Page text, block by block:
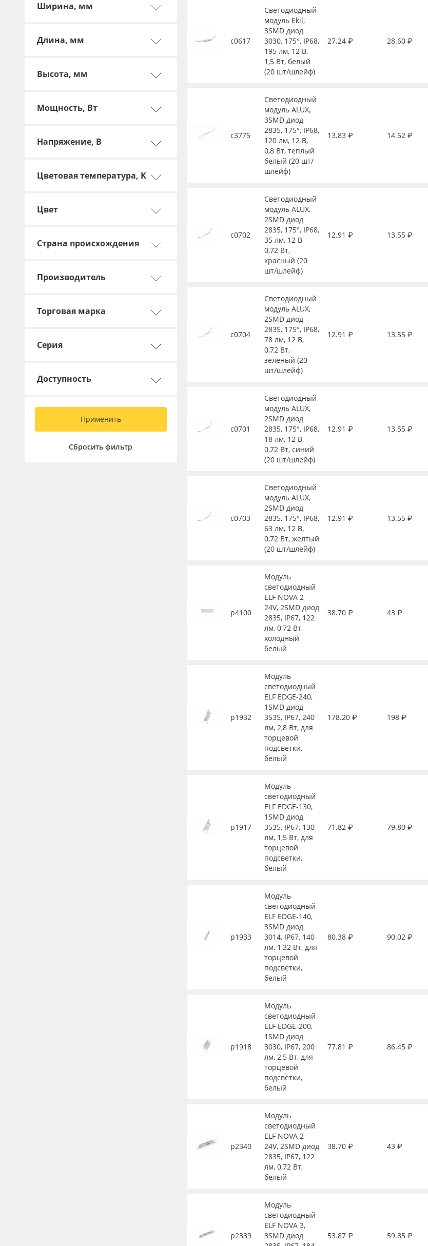
Ширина, мм
Длина, мм
Высота, мм
Мощность, Вт
Напряжение, В
Цветовая температура, K
Цвет
Страна происхождения
Производитель
Торговая марка
Серия
Доступность
Применить
Сбросить фильтр
с0617
Светодиодный
модуль Ekil,
3SMD диод
3030, 175°, IP68,
195 лм, 12 В,
1,5 Вт, белый
(20 шт/шлейф)
27.24 ₽ 28.60 ₽
с3775
Светодиодный
модуль ALUX,
3SMD диод
2835, 175°, IP68,
120 лм, 12 В,
0,8 Вт, теплый
белый (20 шт/
шлейф)
13.83 ₽ 14.52 ₽
с0702
Светодиодный
модуль ALUX,
2SMD диод
2835, 175°, IP68,
35 лм, 12 В,
0,72 Вт,
красный (20
шт/шлейф)
12.91 ₽ 13.55 ₽
с0704
Светодиодный
модуль ALUX,
2SMD диод
2835, 175°, IP68,
78 лм, 12 В,
0,72 Вт,
зеленый (20
шт/шлейф)
12.91 ₽ 13.55 ₽
с0701
Светодиодный
модуль ALUX,
2SMD диод
2835, 175°, IP68,
18 лм, 12 В,
0,72 Вт, синий
(20 шт/шлейф)
12.91 ₽ 13.55 ₽
с0703
Светодиодный
модуль ALUX,
2SMD диод
2835, 175°, IP68,
63 лм, 12 В,
0,72 Вт, желтый
(20 шт/шлейф)
12.91 ₽ 13.55 ₽
р4100
Модуль
светодиодный
ELF NOVA 2
24V, 2SMD диод
2835, IP67, 122
лм, 0,72 Вт,
холодный
белый
38.70 ₽ 43 ₽
р1932
Модуль
светодиодный
ELF EDGE-240,
1SMD диод
3535, IP67, 240
лм, 2,8 Вт, для
торцевой
подсветки,
белый
178.20 ₽ 198 ₽
р1917
Модуль
светодиодный
ELF EDGE-130,
1SMD диод
3535, IP67, 130
лм, 1,5 Вт, для
торцевой
подсветки,
белый
71.82 ₽ 79.80 ₽
р1933
Модуль
светодиодный
ELF EDGE-140,
3SMD диод
3014, IP67, 140
лм, 1,32 Вт, для
торцевой
подсветки,
белый
80.38 ₽ 90.02 ₽
р1918
Модуль
светодиодный
ELF EDGE-200,
1SMD диод
3030, IP67, 200
лм, 2,5 Вт, для
торцевой
подсветки,
белый
77.81 ₽ 86.45 ₽
р2340
Модуль
светодиодный
ELF NOVA 2
24V, 2SMD диод
2835, IP67, 122
лм, 0,72 Вт,
белый
38.70 ₽ 43 ₽
р2339
Модуль
светодиодный
ELF NOVA 3,
3SMD диод
53.87 ₽ 59.85 ₽